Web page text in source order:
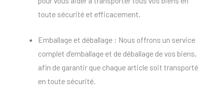
toute sécurité et efficacement.
Emballage et déballage : Nous offrons un service
complet d’emballage et de déballage de vos biens,
afin de garantir que chaque article soit transporté
en toute sécurité.